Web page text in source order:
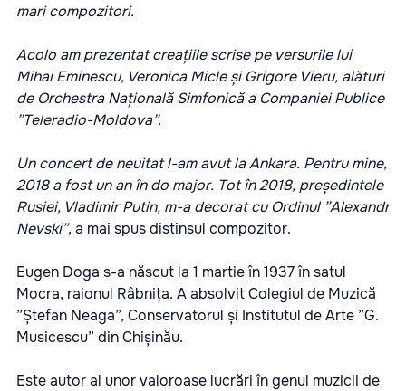
mari compozitori.
Acolo am prezentat creațiile scrise pe versurile lui
Mihai Eminescu, Veronica Micle și Grigore Vieru, alături
de Orchestra Națională Simfonică a Companiei Publice
”Teleradio-Moldova”.
Un concert de neuitat l-am avut la Ankara. Pentru mine,
2018 a fost un an în do major. Tot în 2018, președintele
Rusiei, Vladimir Putin, m-a decorat cu Ordinul ”Alexandr
Nevski”, a mai spus distinsul compozitor.
Eugen Doga s-a născut la 1 martie în 1937 în satul
Mocra, raionul Râbnița. A absolvit Colegiul de Muzică
”Ștefan Neaga”, Conservatorul și Institutul de Arte ”G.
Musicescu” din Chișinău.
Este autor al unor valoroase lucrări în genul muzicii de